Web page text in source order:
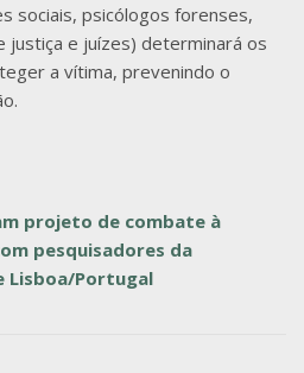
sociais, psicólogos forenses,
justiça e juízes) determinará os
a vítima, prevenindo o
projeto de combate à
pesquisadores da
Lisboa/Portugal